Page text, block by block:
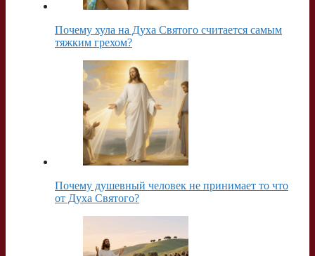
Почему хула на Духа Святого считается самым
тяжким грехом?
Почему душевный человек не принимает то что
от Духа Святого?